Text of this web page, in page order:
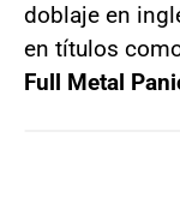
doblaje en
en títulos
Full Metal